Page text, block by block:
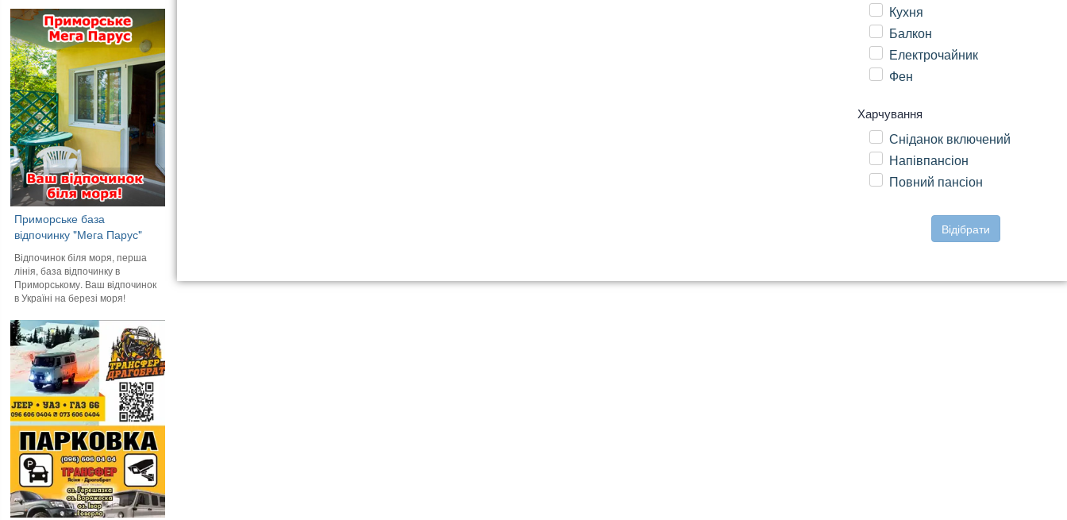
Кухня
Балкон
Електрочайник
Фен
Харчування
Сніданок включений
Напівпансіон
Повний пансіон
Відібрати
Приморське база
відпочинку "Мега Парус"
Відпочинок біля моря, перша
лінія, база відпочинку в
Приморському. Ваш відпочинок
в Україні на березі моря!